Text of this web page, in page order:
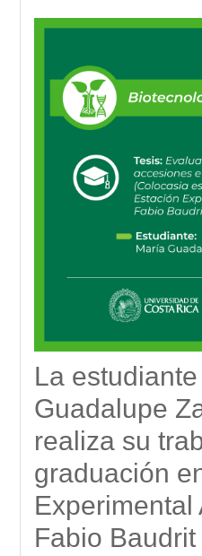
La
Guadalupe
realiza su
graduación
Experimental
Fabio